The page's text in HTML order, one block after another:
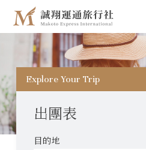
Explore Your Trip
出團表
目的地